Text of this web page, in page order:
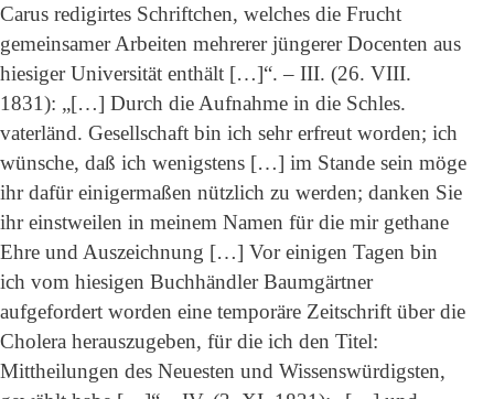
Carus redigirtes Schriftchen, welches die Frucht
gemeinsamer Arbeiten mehrerer jüngerer Docenten aus
hiesiger Universität enthält […]“. – III. (26. VIII.
1831): „[…] Durch die Aufnahme in die Schles.
vaterländ. Gesellschaft bin ich sehr erfreut worden; ich
wünsche, daß ich wenigstens […] im Stande sein möge
ihr dafür einigermaßen nützlich zu werden; danken Sie
ihr einstweilen in meinem Namen für die mir gethane
Ehre und Auszeichnung […] Vor einigen Tagen bin
ich vom hiesigen Buchhändler Baumgärtner
aufgefordert worden eine temporäre Zeitschrift über die
Cholera herauszugeben, für die ich den Titel:
Mittheilungen des Neuesten und Wissenswürdigsten,